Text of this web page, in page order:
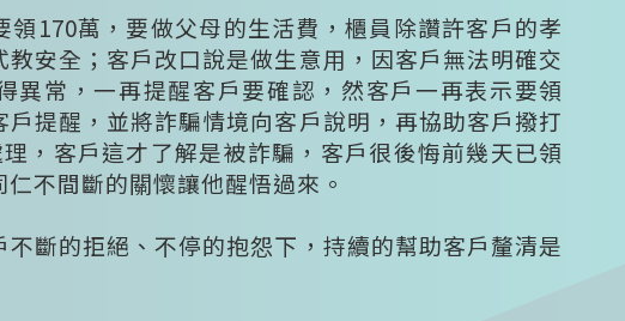
領170萬，要做父母的生活費，櫃員除讚許客戶的孝
安全；客戶改口說是做生意用，因客戶無法明確交
異常，一再提醒客戶要確認，然客戶一再表示要領
提醒，並將詐騙情境向客戶說明，再協助客戶撥打
，客戶這才了解是被詐騙，客戶很後悔前幾天已領
不間斷的關懷讓他醒悟過來。
斷的拒絕、不停的抱怨下，持續的幫助客戶釐清是